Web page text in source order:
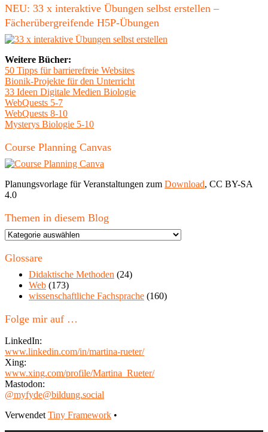
in
wenigen
nachbereiten
NEU: 33 x interaktive Übungen selbst erstellen –
Fächerübergreifende H5P-Übungen
Weitere Bücher:
50 Tipps für barrierefreie Websites
Bionik-Projekte für den Unterricht
33 Ideen Digitale Medien Biologie
WebQuests 5-7
WebQuests 8-10
Mysterys Biologie 5-10
Course Planning Canvas
Planungsvorlage für Veranstaltungen zum Download, CC BY-SA
4.0
Themen in diesem Blog
Themen
diesem
Glossare
Didaktische Methoden (24)
Web (173)
wissenschaftliche Fachsprache (160)
Folge mir auf …
LinkedIn:
www.linkedin.com/in/martina-rueter/
Xing:
www.xing.com/profile/Martina_Rueter/
Mastodon:
@myfyde@bildung.social
Footer
Verwendet Tiny Framework •